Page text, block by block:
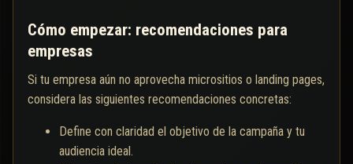
Cómo empezar: recomendaciones para
empresas
Si tu empresa aún no aprovecha micrositios o landing pages,
considera las siguientes recomendaciones concretas:
Define con claridad el objetivo de la campaña y tu
audiencia ideal.